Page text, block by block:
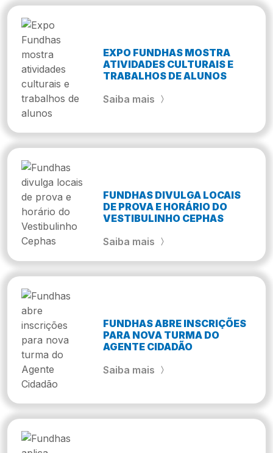
EXPO FUNDHAS MOSTRA
ATIVIDADES CULTURAIS E
TRABALHOS DE ALUNOS
Saiba mais
FUNDHAS DIVULGA LOCAIS
DE PROVA E HORÁRIO DO
VESTIBULINHO CEPHAS
Saiba mais
FUNDHAS ABRE INSCRIÇÕES
PARA NOVA TURMA DO
AGENTE CIDADÃO
Saiba mais